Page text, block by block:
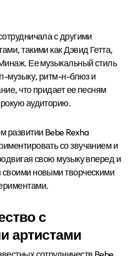
с другими
такими как Дэвид Гетта,
Ее музыкальный стиль
музыку, ритм-н-блюз и
что придает ее песням
аудиторию.
развитии Bebe Rexha
со звучанием и
свою музыку вперед и
новыми творческими
с
артистами